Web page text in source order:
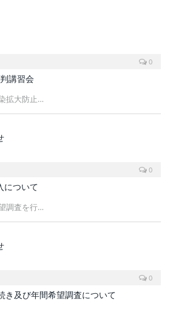
0
講習会
拡大防止…
0
について
調査を行…
0
き及び年間希望調査について